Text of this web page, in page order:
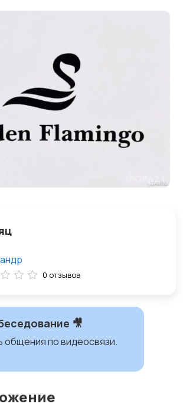
🎥
общения по видеосвязи.
0 отзывов